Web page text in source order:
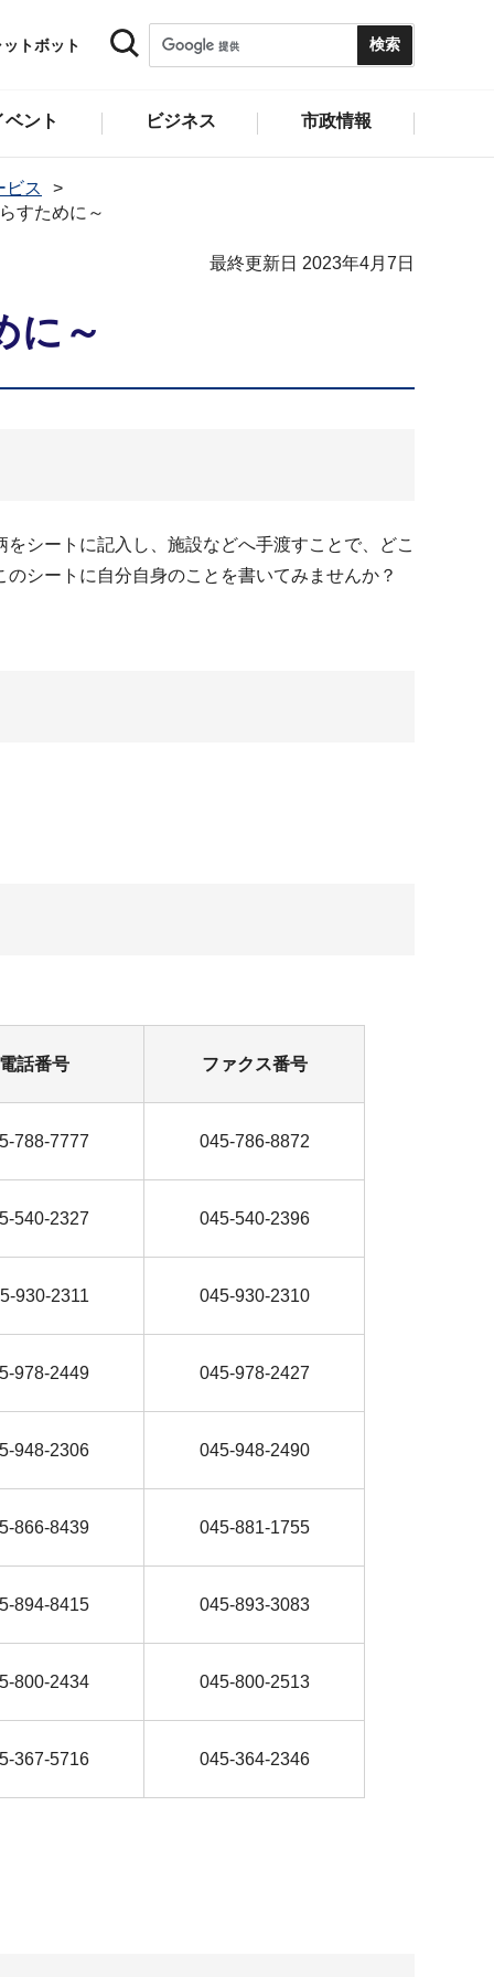
トボット
ント ビジネス 市政情報
ビス
すために～
最終更新日 2023年4月7日
に～
シートに記入し、施設などへ手渡すことで、どこ
シートに自分自身のことを書いてみませんか？
電話番号 ファクス番号
788-7777 045-786-8872
540-2327 045-540-2396
930-2311 045-930-2310
978-2449 045-978-2427
948-2306 045-948-2490
866-8439 045-881-1755
894-8415 045-893-3083
800-2434 045-800-2513
367-5716 045-364-2346